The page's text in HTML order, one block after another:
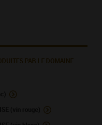
PAR LE DOMAINE